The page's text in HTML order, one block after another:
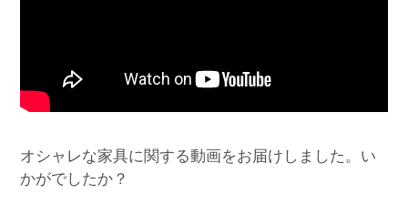
オシャレな家具に関する動画をお届けしました。い
かがでしたか？